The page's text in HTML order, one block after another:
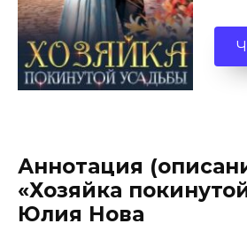
Аннотация
«Хозяйка
Юлия Нова